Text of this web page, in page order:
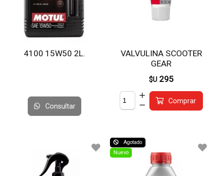
4100 15W50 2L.
Consultar
VALVULINA SCOOTER
GEAR
$U 295
Comprar
Agotado
Nuevo